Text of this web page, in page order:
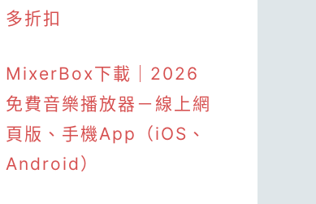
多折扣
MixerBox下載｜2026
免費音樂播放器－線上網
頁版、手機App（iOS、
Android）